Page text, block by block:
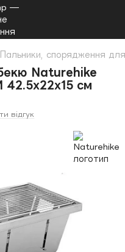
Пальники, спорядження
Naturehike
см
відгук